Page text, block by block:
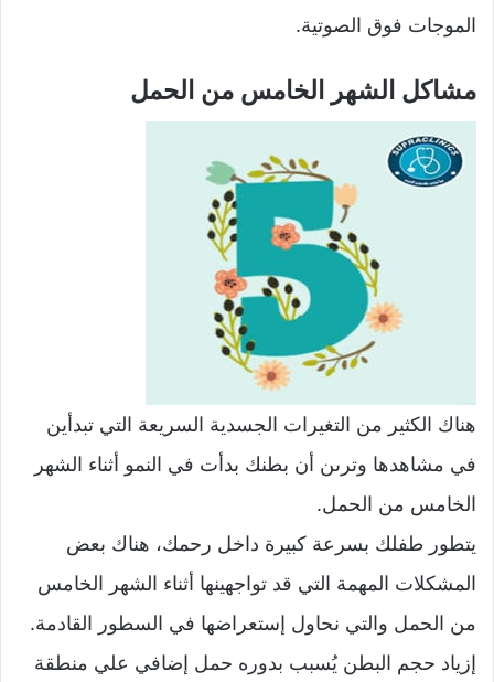
الموجات فوق الصوتية.
مشاكل الشهر الخامس من الحمل
هناك الكثير من التغيرات الجسدية السريعة التي تبدأين
في مشاهدها وترىن أن بطنك بدأت في النمو أثناء الشهر
الخامس من الحمل.
يتطور طفلك بسرعة كبيرة داخل رحمك، هناك بعض
المشكلات المهمة التي قد تواجهينها أثناء الشهر الخامس
من الحمل والتي نحاول إستعراضها في السطور القادمة.
إزياد حجم البطن يُسبب بدوره حمل إضافي علي منطقة